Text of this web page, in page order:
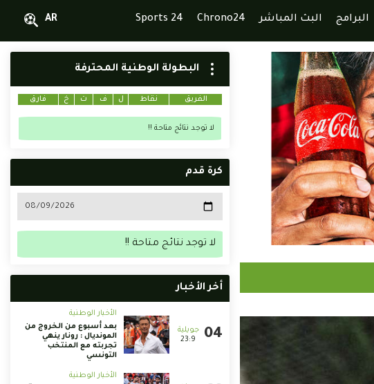
البرامج البث المباشر Chrono24
Sports 24
AR
البطولة الوطنية المحترفة
الفريق نقاط ل ف ت خ فارق
لا توجد نتائج متاحة !!
كرة قدم
لا توجد نتائج متاحة !!
أخر الأخبار
23:9
الأخبار الوطنية
بعد أسبوع من الخروج من
المونديال : رونار ينهي
تجربته مع المنتخب
التونسي
الأخبار الوطنية